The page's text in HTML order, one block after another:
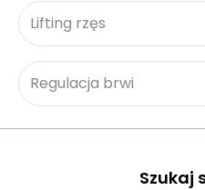
Lifting rzęs
Regulacja brwi
Szukaj